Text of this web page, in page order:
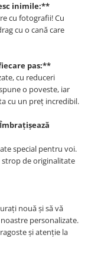
inimile:**
cu fotografii! Cu
cu o cană care
pas:**
cu reduceri
o poveste, iar
cu un preț incredibil.
special pentru voi.
strop de originalitate
nouă și să vă
personalizate.
și atenție la